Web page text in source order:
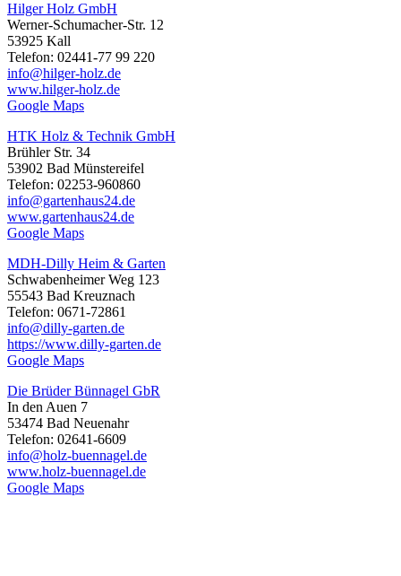
Hilger Holz GmbH
Werner-Schumacher-Str. 12
53925 Kall
Telefon: 02441-77 99 220
info@hilger-holz.de
www.hilger-holz.de
Google Maps
HTK Holz & Technik GmbH
Brühler Str. 34
53902 Bad Münstereifel
Telefon: 02253-960860
info@gartenhaus24.de
www.gartenhaus24.de
Google Maps
MDH-Dilly Heim & Garten
Schwabenheimer Weg 123
55543 Bad Kreuznach
Telefon: 0671-72861
info@dilly-garten.de
https://www.dilly-garten.de
Google Maps
Die Brüder Bünnagel GbR
In den Auen 7
53474 Bad Neuenahr
Telefon: 02641-6609
info@holz-buennagel.de
www.holz-buennagel.de
Google Maps